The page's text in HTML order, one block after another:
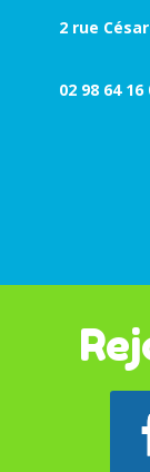
2 rue
02 98 64 16